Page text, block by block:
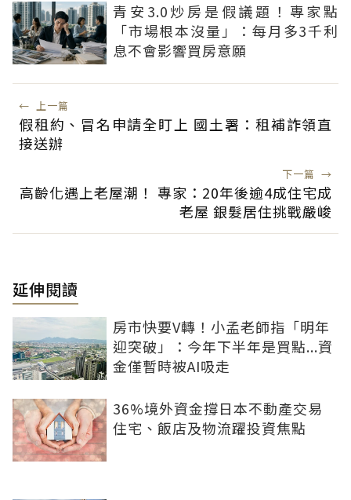
青安3.0炒房是假議題！專家點
「市場根本沒量」：每月多3千利
息不會影響買房意願
← 上一篇
假租約、冒名申請全盯上 國土署：租補詐領直
接送辦
下一篇 →
高齡化遇上老屋潮！ 專家：20年後逾4成住宅成
老屋 銀髮居住挑戰嚴峻
延伸閱讀
房市快要V轉！小孟老師指「明年
迎突破」：今年下半年是買點...資
金僅暫時被AI吸走
36%境外資金撐日本不動產交易
住宅、飯店及物流躍投資焦點